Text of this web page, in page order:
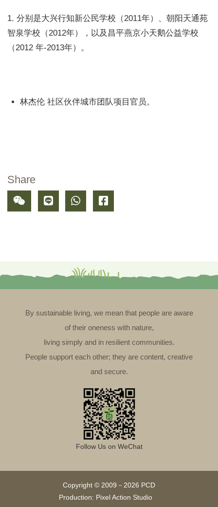
1. 分别是大兴行知新公民学校（2011年）、朝阳天通苑
智泉学校（2012年），以及昌平燕京小天鹅公益学校
（2012 年-2013年）。
林杰伦 社区伙伴城市团队项目官员。
Share
By sustainable living, we mean that people are aware
of their oneness with nature,
living simply and in resilient communities.
People support each other; they are content, creative
and secure.
Follow Us on WeChat
Copyright © 2009－2026 PCD
Production: Pixel Action Studio